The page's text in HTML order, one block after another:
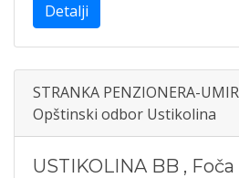
Detalji
STRANKA PENZIONERA-
Opštinski odbor Ustikolina
USTIKOLINA BB , Foča